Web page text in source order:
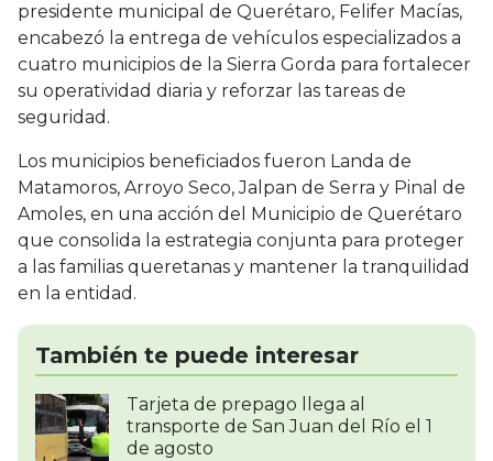
presidente municipal de Querétaro, Felifer Macías,
encabezó la entrega de vehículos especializados a
cuatro municipios de la Sierra Gorda para fortalecer
su operatividad diaria y reforzar las tareas de
seguridad.
Los municipios beneficiados fueron Landa de
Matamoros, Arroyo Seco, Jalpan de Serra y Pinal de
Amoles, en una acción del Municipio de Querétaro
que consolida la estrategia conjunta para proteger
a las familias queretanas y mantener la tranquilidad
en la entidad.
También te puede interesar
Tarjeta de prepago llega al
transporte de San Juan del Río el 1
de agosto